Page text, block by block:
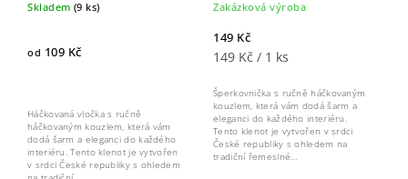
Skladem (9 ks)
od 109 Kč
Háčkovaná vločka s ručně
háčkovaným kouzlem, která vám
dodá šarm a eleganci do každého
interiéru. Tento klenot je vytvořen
v srdci České republiky s ohledem
Zakázková výroba
149 Kč
149 Kč / 1 ks
Šperkovnička s ručně háčkovaným
kouzlem, která vám dodá šarm a
eleganci do každého interiéru.
Tento klenot je vytvořen v srdci
České republiky s ohledem na
tradiční řemeslné...